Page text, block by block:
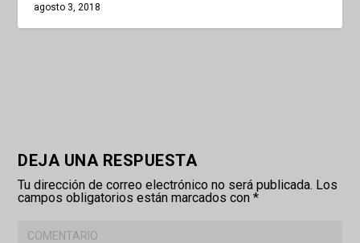
agosto 3, 2018
DEJA UNA RESPUESTA
Tu dirección de correo electrónico no será publicada. Los
campos obligatorios están marcados con*